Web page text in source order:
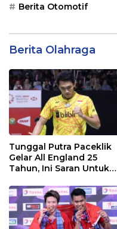
Berita Otomotif
Berita Olahraga
Tunggal Putra Paceklik
Gelar All England 25
Tahun, Ini Saran Untuk